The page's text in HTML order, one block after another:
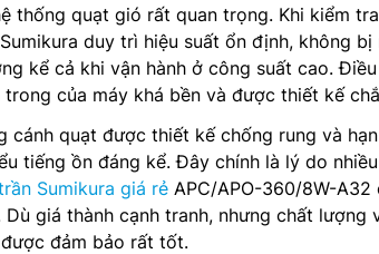
thống quạt gió rất quan trọng. Khi kiểm
duy trì hiệu suất ổn định, không
kể cả khi vận hành ở công suất cao.
của máy khá bền và được thiết kế
cánh quạt được thiết kế chống rung và
tiếng ồn đáng kể. Đây chính là lý do
Sumikura giá rẻ APC/APO-360/8W-
Dù giá thành cạnh tranh, nhưng chất lượng
đảm bảo rất tốt.